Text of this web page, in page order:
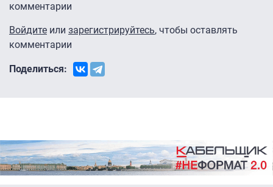
комментарии
Войдите или зарегистрируйтесь, чтобы оставлять
комментарии
Поделиться: